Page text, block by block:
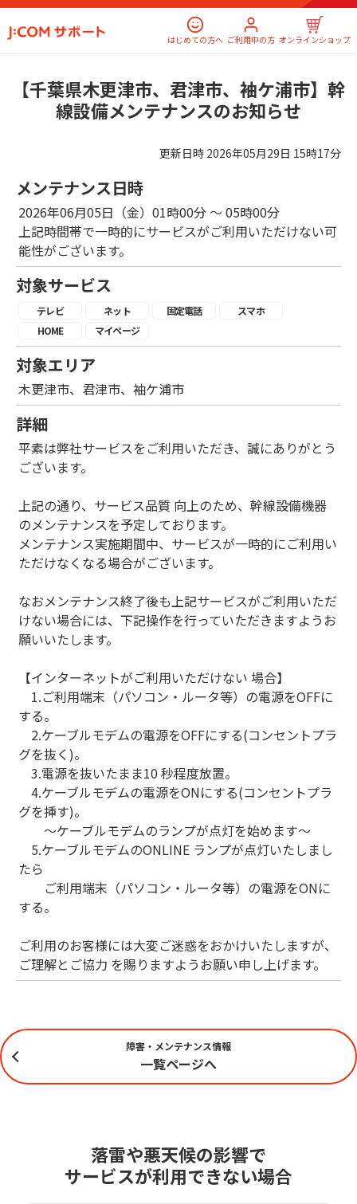
はじめての方へ ご利用中の方 オンラインショップ
【千葉県木更津市、君津市、袖ケ浦市】幹
線設備メンテナンスのお知らせ
更新日時 2026年05月29日 15時17分
メンテナンス日時
2026年06月05日（金）01時00分 ～ 05時00分
上記時間帯で一時的にサービスがご利用いただけない可
能性がございます。
対象サービス
テレビ ネット 固定電話
スマホ
HOME
マイページ
対象エリア
木更津市、君津市、袖ケ浦市
詳細
平素は弊社サービスをご利用いただき、誠にありがとう
ございます。
上記の通り、サービス品質 向上のため、幹線設備機器
のメンテナンスを予定しております。
メンテナンス実施期間中、サービスが一時的にご利用い
ただけなくなる場合がございます。
なおメンテナンス終了後も上記サービスがご利用いただ
けない場合には、下記操作を行っていただきますようお
願いいたします。
【インターネットがご利用いただけない 場合】
1.ご利用端末（パソコン・ルータ等）の電源をOFFに
する。
2.ケーブルモデムの電源をOFFにする(コンセントプラ
グを抜く)。
3.電源を抜いたまま10 秒程度放置。
4.ケーブルモデムの電源をONにする(コンセントプラ
グを挿す)。
～ケーブルモデムのランプが点灯を始めます～
5.ケーブルモデムのONLINE ランプが点灯いたしまし
たら
ご利用端末（パソコン・ルータ等）の電源をONに
する。
ご利用のお客様には大変ご迷惑をおかけいたしますが、
ご理解とご協力 を賜りますようお願い申し上げます。
障害・メンテナンス情報
一覧ページへ
落雷や悪天候の影響で
サービスが利用できない場合